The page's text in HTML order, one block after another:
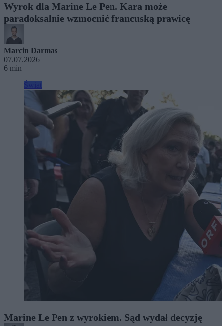
Wyrok dla Marine Le Pen. Kara może
paradoksalnie wzmocnić francuską prawicę
Marcin Darmas
07.07.2026
6 min
Marine Le Pen z wyrokiem. Sąd wydał decyzję